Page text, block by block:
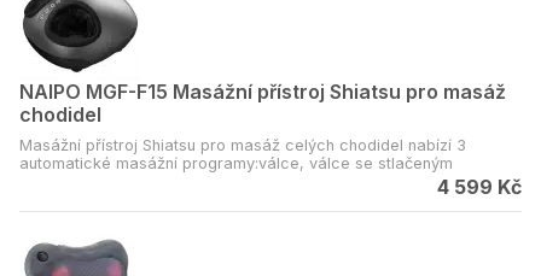
NAIPO MGF-F15 Masážní přístroj Shiatsu pro masáž
chodidel
Masážní přístroj Shiatsu pro masáž celých chodidel nabízí 3
automatické masážní programy:válce, válce se stlačeným
4 599 Kč